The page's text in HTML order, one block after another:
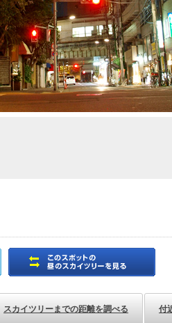
スカイツリーまでの距離を調べる 付